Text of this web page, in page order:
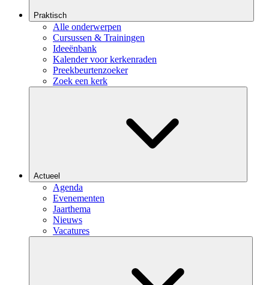
Praktisch
Alle onderwerpen
Cursussen & Trainingen
Ideeënbank
Kalender voor kerkenraden
Preekbeurtenzoeker
Zoek een kerk
Actueel
Agenda
Evenementen
Jaarthema
Nieuws
Vacatures